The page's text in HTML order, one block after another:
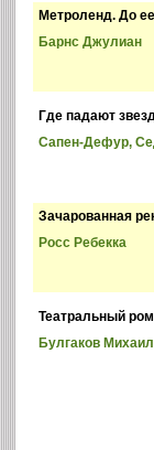
Метроленд. До
Барнс Джулиан
Где падают
Сапен-Дефур,
Зачарованная
Росс Ребекка
Театральный
Булгаков Михаил